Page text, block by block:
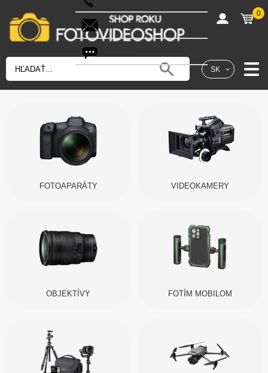
SK
shop@fotovideoshop.sk
0
FOTOAPARÁTY VIDEOKAMERY
OBJEKTÍVY FOTÍM MOBILOM